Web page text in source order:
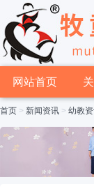
网站首页
首页 > 新闻资讯 > 幼教